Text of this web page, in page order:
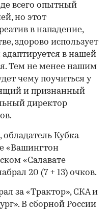
всего опытный
но этот
в нападение,
здорово использует
в нашей
Тем не менее нашим
чему поучиться у
и признанный
директор
Кубка
«Вашингтон
«Салавате
20 (7 + 13) очков.
за «Трактор», СКА и
В сборной России